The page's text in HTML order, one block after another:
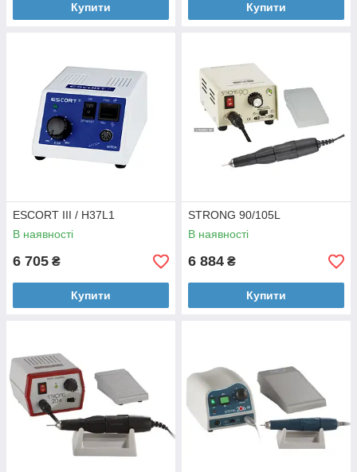
Купити Купити
ESCORT III / H37L1
В наявності
6 705 ₴
Купити
STRONG 90/105L
В наявності
6 884 ₴
Купити